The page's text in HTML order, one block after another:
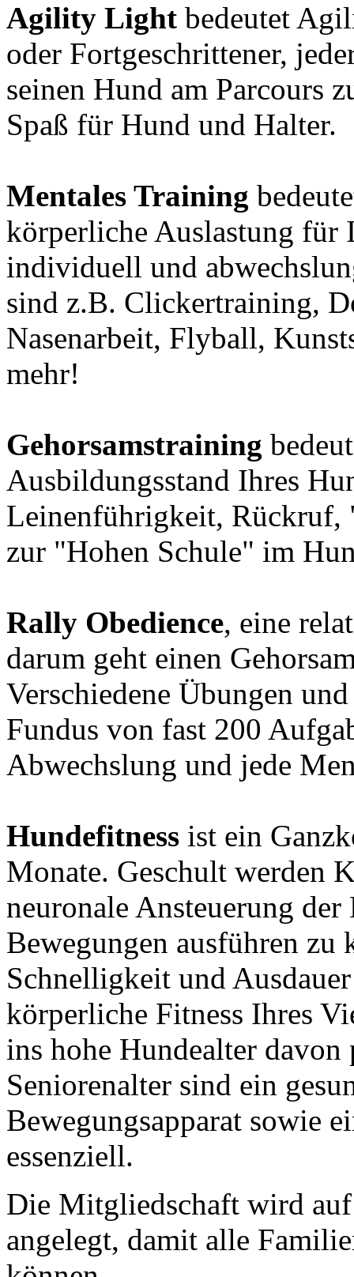
Agility Light bedeutet
oder Fortgeschrittener,
seinen Hund am Parcours
Spaß für Hund und Halter.
Mentales Training
körperliche Auslastung für
individuell und
sind z.B. Clickertraining,
Nasenarbeit, Flyball,
mehr!
Gehorsamstraining
Ausbildungsstand Ihres
Leinenführigkeit,
zur "Hohen Schule" im
Rally Obedience, eine
darum geht einen
Verschiedene Übungen
Fundus von fast 200
Abwechslung und jede
Hundefitness ist ein
Monate. Geschult werden
neuronale Ansteuerung
Bewegungen ausführen
Schnelligkeit und
körperliche Fitness Ihres
ins hohe Hundealter
Seniorenalter sind ein
Bewegungsapparat sowie
essenziell.
Die Mitgliedschaft wird
angelegt, damit alle